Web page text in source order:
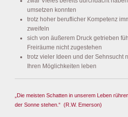
umsetzen konnten
trotz hoher beruflicher Kompetenz
zweifeln
sich von äußerem Druck getrieben
Freiräume nicht zugestehen
trotz vieler Ideen und der Sehnsucht
Ihren Möglichkeiten leben
„Die meisten Schatten in unserem Leben
der Sonne stehen.“ (R.W. Emerson)